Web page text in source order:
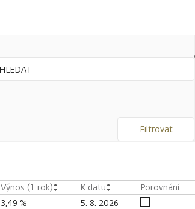
Filtrovat
Výnos (1 rok) K datu Porovnání
3,49 % 5. 8. 2026